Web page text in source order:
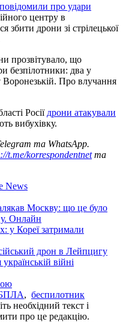
повідомили про удари
центру в
збити дрони зі стрілецької
прозвітувало, що
безпілотники: два у
Воронезькій. Про влучання
Росії дрони атакували
вибухівку.
та WhatsApp.
t.me/korrespondentnetта
News
Москву: що це було
Онлайн
у Кореї затримали
дрон в Лейпцигу
війні
, беспилотник
необхідний текст і
про це редакцію.